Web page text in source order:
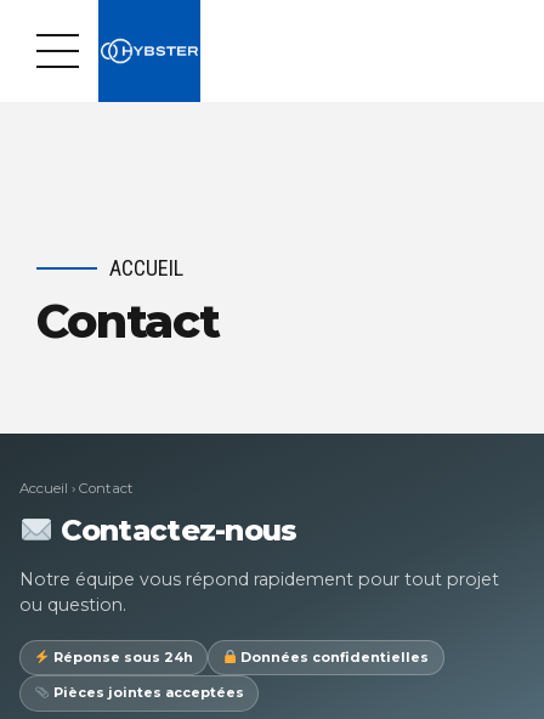
ACCUEIL
Contact
Accueil › Contact
Contactez-nous
Notre équipe vous répond rapidement pour tout projet
ou question.
Réponse sous 24h Données confidentielles
Pièces jointes acceptées